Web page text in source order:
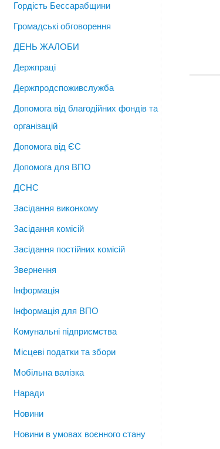
Гордість Бессарабщини
Громадські обговорення
ДЕНЬ ЖАЛОБИ
Держпраці
Держпродспоживслужба
Допомога від благодійних фондів та
організацій
Допомога від ЄС
Допомога для ВПО
ДСНС
Засідання виконкому
Засідання комісій
Засідання постійних комісій
Звернення
Інформація
Інформація для ВПО
Комунальні підприємства
Місцеві податки та збори
Мобільна валізка
Наради
Новини
Новини в умовах воєнного стану